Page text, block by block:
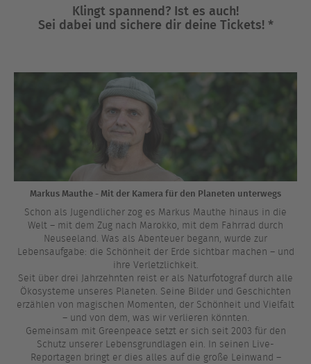
Klingt spannend? Ist es auch!
Sei dabei und sichere dir deine Tickets! *
Markus Mauthe - Mit der Kamera für den Planeten unterwegs
Schon als Jugendlicher zog es Markus Mauthe hinaus in die
Welt – mit dem Zug nach Marokko, mit dem Fahrrad durch
Neuseeland. Was als Abenteuer begann, wurde zur
Lebensaufgabe: die Schönheit der Erde sichtbar machen – und
ihre Verletzlichkeit.
Seit über drei Jahrzehnten reist er als Naturfotograf durch alle
Ökosysteme unseres Planeten. Seine Bilder und Geschichten
erzählen von magischen Momenten, der Schönheit und Vielfalt
– und von dem, was wir verlieren könnten.
Gemeinsam mit Greenpeace setzt er sich seit 2003 für den
Schutz unserer Lebensgrundlagen ein. In seinen Live-
Reportagen bringt er dies alles auf die große Leinwand –